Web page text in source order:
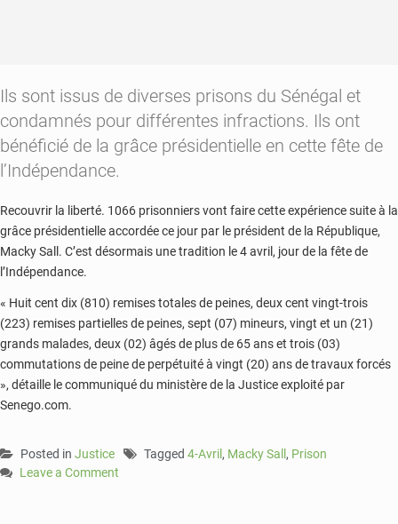
Ils sont issus de diverses prisons du Sénégal et
condamnés pour différentes infractions. Ils ont
bénéficié de la grâce présidentielle en cette fête de
l’Indépendance.
Recouvrir la liberté. 1066 prisonniers vont faire cette expérience suite à la
grâce présidentielle accordée ce jour par le président de la République,
Macky Sall. C’est désormais une tradition le 4 avril, jour de la fête de
l’Indépendance.
« Huit cent dix (810) remises totales de peines, deux cent vingt-trois
(223) remises partielles de peines, sept (07) mineurs, vingt et un (21)
grands malades, deux (02) âgés de plus de 65 ans et trois (03)
commutations de peine de perpétuité à vingt (20) ans de travaux forcés
», détaille le communiqué du ministère de la Justice exploité par
Senego.com.
Posted in Justice Tagged 4-Avril , Macky Sall , Prison
Leave a Comment